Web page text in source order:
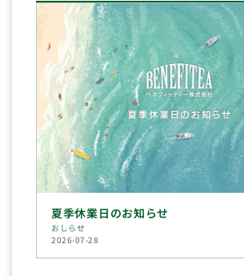
夏季休業日のお知らせ
おしらせ
2026-07-28